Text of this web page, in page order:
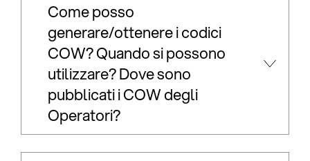
Come posso
generare/ottenere i codici
COW? Quando si possono
utilizzare? Dove sono
pubblicati i COW degli
Operatori?